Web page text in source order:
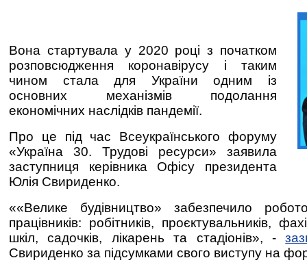
Вона стартувала у 2020 році з початком
розповсюдження коронавірусу і таким
чином стала для Україниодним із
основних механізмів подолання
економічних наслідків пандемії.
Про це під час Всеукраїнського форуму
«Україна 30. Трудові ресурси» заявила
заступниця керівника Офісу президента
Юлія Свириденко.
««Велике будівництво» забезпечило
працівників: робітників, проєктувальників,
шкіл, садочків, лікарень та стадіонів», -
Свириденко за підсумками свого виступу на